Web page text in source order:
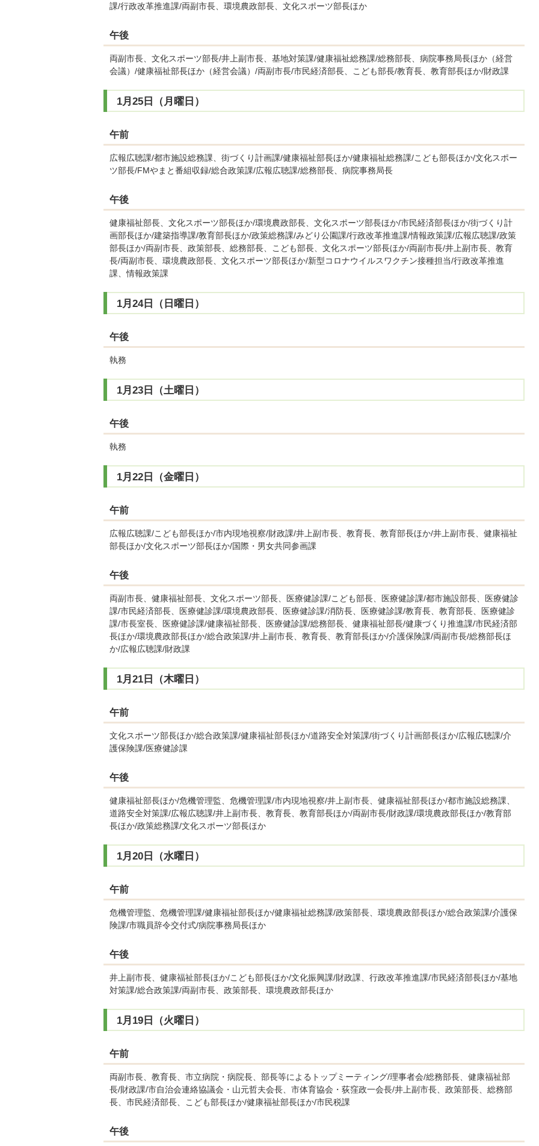
課/行政改革推進課/両副市長、環境農政部長、文化スポーツ部長ほか
午後
両副市長、文化スポーツ部長/井上副市長、基地対策課/健康福祉総務課/総務部長、病院事務局長ほか（経営
会議）/健康福祉部長ほか（経営会議）/両副市長/市民経済部長、こども部長/教育長、教育部長ほか/財政課
1月25日（月曜日）
午前
広報広聴課/都市施設総務課、街づくり計画課/健康福祉部長ほか/健康福祉総務課/こども部長ほか/文化スポー
ツ部長/FMやまと番組収録/総合政策課/広報広聴課/総務部長、病院事務局長
午後
健康福祉部長、文化スポーツ部長ほか/環境農政部長、文化スポーツ部長ほか/市民経済部長ほか/街づくり計
画部長ほか/建築指導課/教育部長ほか/政策総務課/みどり公園課/行政改革推進課/情報政策課/広報広聴課/政策
部長ほか/両副市長、政策部長、総務部長、こども部長、文化スポーツ部長ほか/両副市長/井上副市長、教育
長/両副市長、環境農政部長、文化スポーツ部長ほか/新型コロナウイルスワクチン接種担当/行政改革推進
課、情報政策課
1月24日（日曜日）
午後
執務
1月23日（土曜日）
午後
執務
1月22日（金曜日）
午前
広報広聴課/こども部長ほか/市内現地視察/財政課/井上副市長、教育長、教育部長ほか/井上副市長、健康福祉
部長ほか/文化スポーツ部長ほか/国際・男女共同参画課
午後
両副市長、健康福祉部長、文化スポーツ部長、医療健診課/こども部長、医療健診課/都市施設部長、医療健診
課/市民経済部長、医療健診課/環境農政部長、医療健診課/消防長、医療健診課/教育長、教育部長、医療健診
課/市長室長、医療健診課/健康福祉部長、医療健診課/総務部長、健康福祉部長/健康づくり推進課/市民経済部
長ほか/環境農政部長ほか/総合政策課/井上副市長、教育長、教育部長ほか/介護保険課/両副市長/総務部長ほ
か/広報広聴課/財政課
1月21日（木曜日）
午前
文化スポーツ部長ほか/総合政策課/健康福祉部長ほか/道路安全対策課/街づくり計画部長ほか/広報広聴課/介
護保険課/医療健診課
午後
健康福祉部長ほか/危機管理監、危機管理課/市内現地視察/井上副市長、健康福祉部長ほか/都市施設総務課、
道路安全対策課/広報広聴課/井上副市長、教育長、教育部長ほか/両副市長/財政課/環境農政部長ほか/教育部
長ほか/政策総務課/文化スポーツ部長ほか
1月20日（水曜日）
午前
危機管理監、危機管理課/健康福祉部長ほか/健康福祉総務課/政策部長、環境農政部長ほか/総合政策課/介護保
険課/市職員辞令交付式/病院事務局長ほか
午後
井上副市長、健康福祉部長ほか/こども部長ほか/文化振興課/財政課、行政改革推進課/市民経済部長ほか/基地
対策課/総合政策課/両副市長、政策部長、環境農政部長ほか
1月19日（火曜日）
午前
両副市長、教育長、市立病院・病院長、部長等によるトップミーティング/理事者会/総務部長、健康福祉部
長/財政課/市自治会連絡協議会・山元哲夫会長、市体育協会・荻窪政一会長/井上副市長、政策部長、総務部
長、市民経済部長、こども部長ほか/健康福祉部長ほか/市民税課
午後